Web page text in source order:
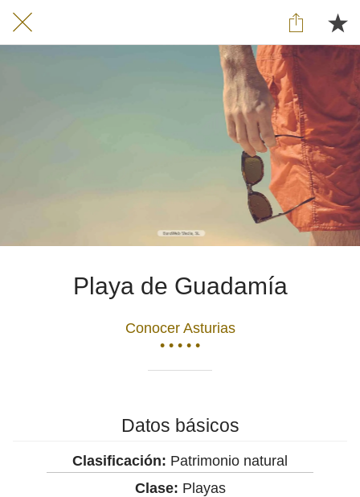
Playa de Guadamía
Conocer Asturias
• • • • •
Datos básicos
Clasificación: Patrimonio natural
Clase: Playas